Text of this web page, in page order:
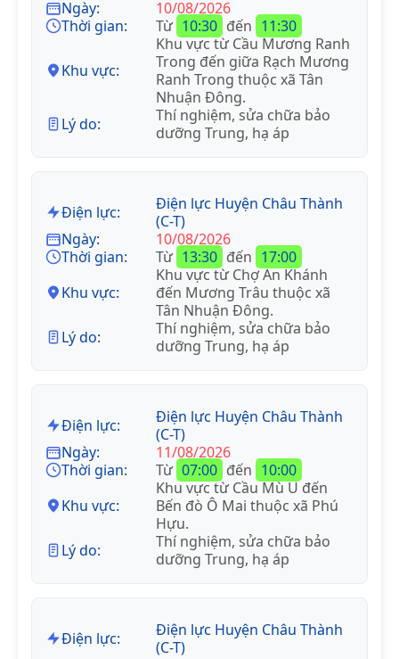
Ngày:
10/08/2026
Thời gian:
Từ 10:30 đến 11:30
Khu vực:
Khu vực từ Cầu Mương Ranh
Trong đến giữa Rạch Mương
Ranh Trong thuộc xã Tân
Nhuận Đông.
Lý do:
Thí nghiệm, sửa chữa bảo
dưỡng Trung, hạ áp
Điện lực:
Điện lực Huyện Châu Thành
(C-T)
Ngày:
10/08/2026
Thời gian:
Từ 13:30 đến 17:00
Khu vực:
Khu vực từ Chợ An Khánh
đến Mương Trâu thuộc xã
Tân Nhuận Đông.
Lý do:
Thí nghiệm, sửa chữa bảo
dưỡng Trung, hạ áp
Điện lực:
Điện lực Huyện Châu Thành
(C-T)
Ngày:
11/08/2026
Thời gian:
Từ 07:00 đến 10:00
Khu vực:
Khu vực từ Cầu Mù U đến
Bến đò Ô Mai thuộc xã Phú
Hựu.
Lý do:
Thí nghiệm, sửa chữa bảo
dưỡng Trung, hạ áp
Điện lực:
Điện lực Huyện Châu Thành
(C-T)